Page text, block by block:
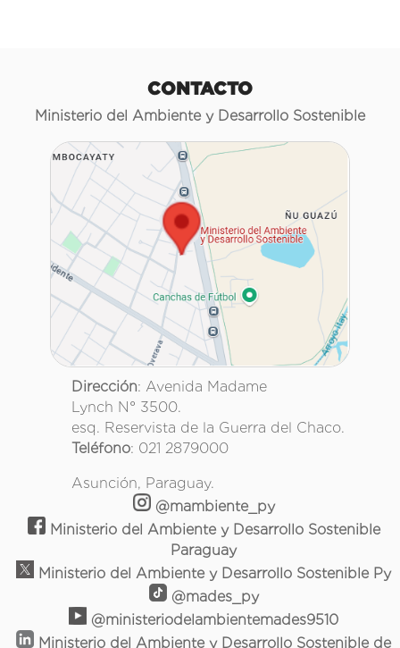
CONTACTO
Ministerio del Ambiente y Desarrollo Sostenible
Dirección: Avenida Madame
Lynch N° 3500.
esq. Reservista de la Guerra del Chaco.
Teléfono: 021 2879000
Asunción, Paraguay.
@mambiente_py
Ministerio del Ambiente y Desarrollo Sostenible
Paraguay
Ministerio del Ambiente y Desarrollo Sostenible Py
@mades_py
@ministeriodelambientemades9510
Ministerio del Ambiente y Desarrollo Sostenible de